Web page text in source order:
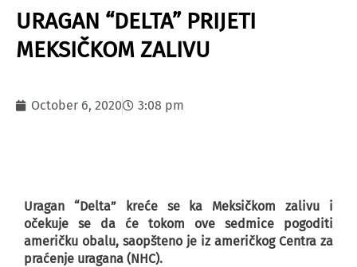
URAGAN “DELTA” PRIJETI
MEKSIČKOM ZALIVU
October 6, 2020 3:08 pm
Uragan “Delta” kreće se ka Meksičkom zalivu i
očekuje se da će tokom ove sedmice pogoditi
američku obalu, saopšteno je iz američkog Centra za
praćenje uragana (NHC).